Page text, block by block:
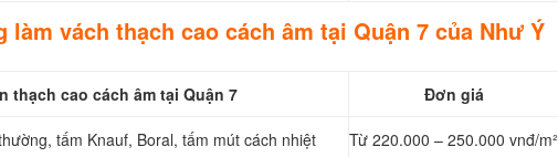
vách thạch cao cách âm tại Quận 7 của Như Ý
cao cách âm tại Quận 7 Đơn giá
tấm Knauf, Boral, tấm mút cách nhiệt Từ 220.000 – 250.000 vnđ/m²